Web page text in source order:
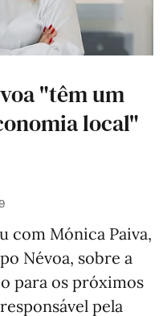
"têm um
local"
com Mónica Paiva,
Névoa, sobre a
para os próximos
pela